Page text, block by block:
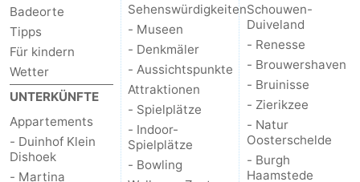
Schouwen
Natur
Oranjezon
-
Oostkapelle
-
Natur
de
Mantelingen
-
Domburg
-
Westkapelle
-
Badeorte
Tipps
Für kindern
Wetter
UNTERKÜNFTE
Appartements
- Duinhof Klein
Dishoek
- Martina
Sehenswürdigkeiten
- Museen
- Denkmäler
- Aussichtspunkte
Attraktionen
- Spielplätze
- Indoor-
Spielplätze
- Bowling
Schouwen-
Duiveland
- Renesse
- Brouwershaven
- Bruinisse
- Zierikzee
- Natur
Oosterschelde
- Burgh
Haamstede